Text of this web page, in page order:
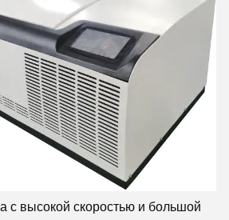
с высокой скоростью и большой